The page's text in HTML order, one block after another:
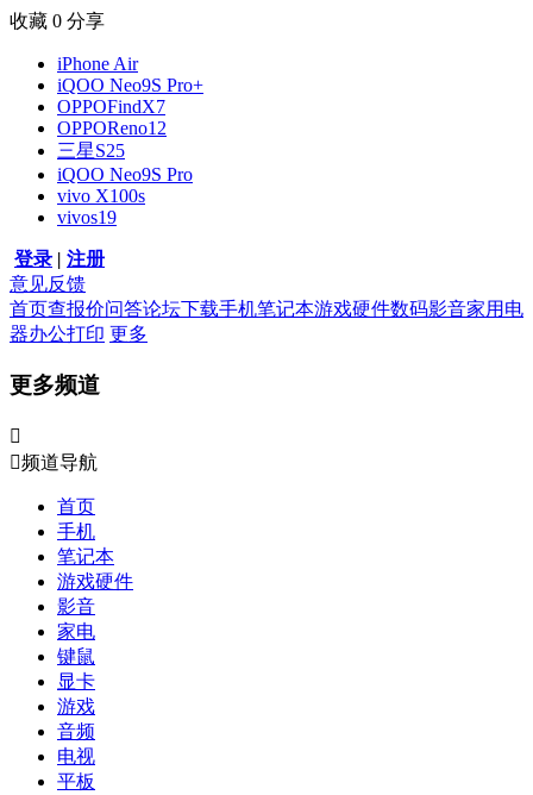
收藏 0 分享
iPhone Air
iQOO Neo9S Pro+
OPPOFindX7
OPPOReno12
三星S25
iQOO Neo9S Pro
vivo X100s
vivos19
登录 | 注册
意见反馈
首页查报价问答论坛下载手机笔记本游戏硬件数码影音家用电
器办公打印 更多
更多频道

频道导航
首页
手机
笔记本
游戏硬件
影音
家电
键鼠
显卡
游戏
音频
电视
平板